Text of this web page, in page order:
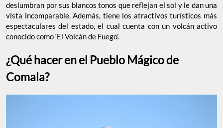
deslumbran por sus blancos tonos que reflejan el sol y le dan una
vista incomparable. Además, tiene los atractivos turísticos más
espectaculares del estado, el cual cuenta con un volcán activo
conocido como ‘El Volcán de Fuego’.
¿Qué hacer en el Pueblo Mágico de
Comala?